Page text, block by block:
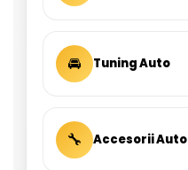
🚘 Tuning Auto
🔧 Accesorii Auto